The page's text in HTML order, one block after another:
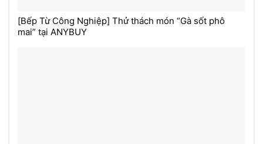
[Bếp Từ Công Nghiệp] Thử thách món “Gà sốt phô
mai” tại ANYBUY